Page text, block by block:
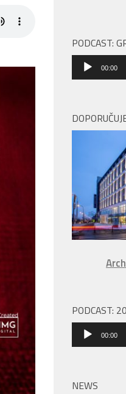
PODCAST:
Audio
přehrávač
00:00
PODCAST:
Audio
přehrávač
00:00
NEWS